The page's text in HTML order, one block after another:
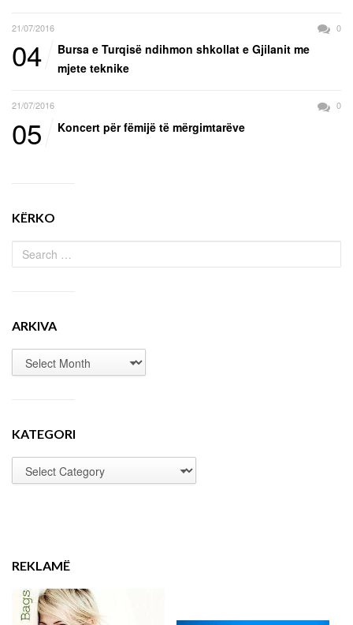
21/07/2016 0
04
Bursa e Turqisë ndihmon shkollat e Gjilanit me
mjete teknike
21/07/2016 0
05 Koncert për fëmijë të mërgimtarëve
KËRKO
ARKIVA
KATEGORI
REKLAMË